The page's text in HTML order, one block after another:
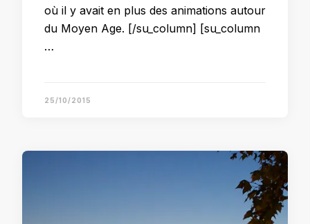
où il y avait en plus des animations autour
du Moyen Age. [/su_column] [su_column
…
25/10/2015